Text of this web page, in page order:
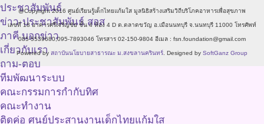
ประชาสัมพันธ์
ข่าว-ประชาสัมพันธ์ สอส
ภาคี บอกข่าว
เกี่ยวกับเรา
ถาม-ตอบ
ทีมพัฒนาระบบ
คณะกรรมการกำกับทิศ
คณะทำงาน
ติดค่อ ศูนย์ประสานงานเด็กไทยแก้มใส
@Copyright 2016 ศูนย์เรียนรู้เด็กไทยแก้มใส มูลนิธิสร้างเสริมวิถีบริโภคอาหารเพื่อสุขภาพ
เลขที่ 18 อาคารศรีเจริญชัย ชั้น 4 ห้อง 4 D ต.ตลาดขวัญ อ.เมือนนทบุรี จ.นนทบุรี 11000 โทรศัพท์
085-5539680,095-7893046 โทรสาร 02-150-9804 อีเมล : fsn.foundation@gmail.com
Powered by สถาบันนโยบายสาธารณะ ม.สงขลานครินทร์ . Designed by SoftGanz Group